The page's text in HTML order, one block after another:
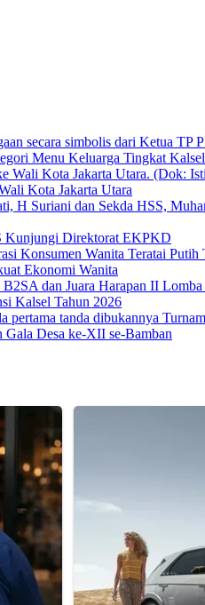
Menu Keluarga Tingkat Kalsel
Kota Jakarta Utara
Kunjungi Direktorat EKPKD
Ekonomi Wanita
Kalsel Tahun 2026
Desa ke-XII se-Bamban